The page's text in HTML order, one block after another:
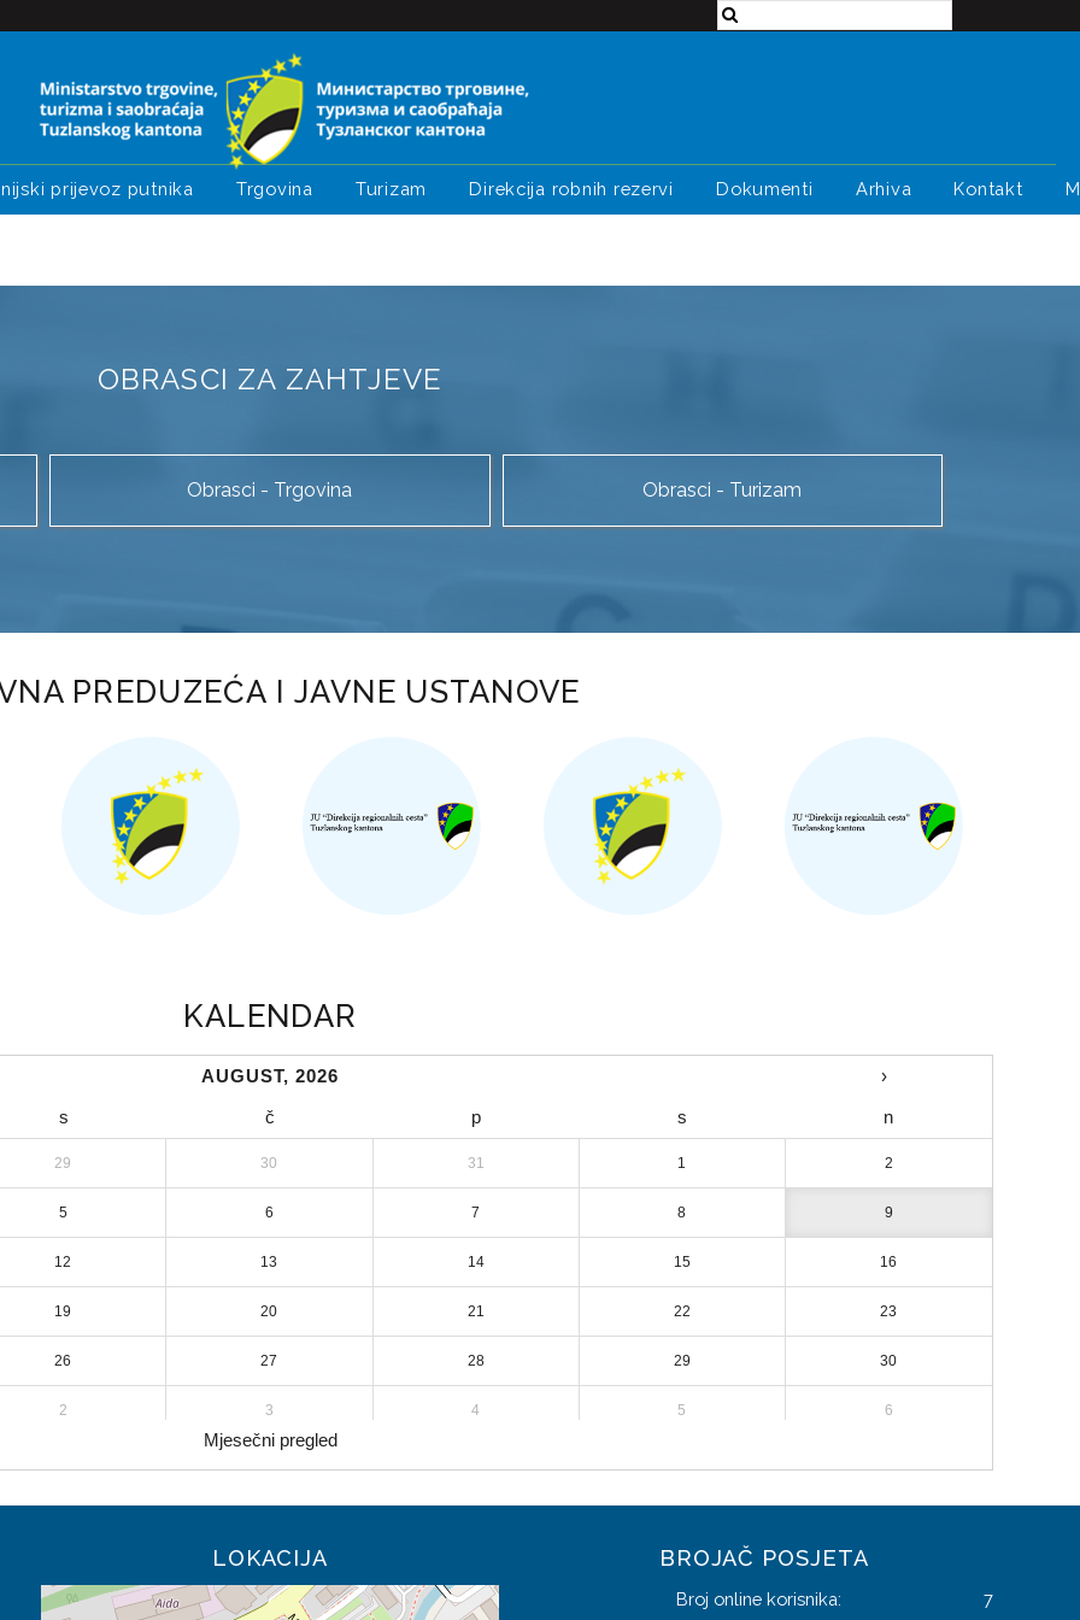
prijevoz putnika Trgovina Turizam Direkcija robnih rezervi Dokumenti Arhiva Kontakt
OBRASCI ZA ZAHTJEVE
Obrasci - Trgovina Obrasci - Turizam
PREDUZEĆA I JAVNE USTANOVE
KALENDAR
AUGUST, 2026 ›
s č p s n
29 30 31 1 2
5 6 7 8 9
12 13 14 15 16
19 20 21 22 23
26 27 28 29 30
2 3 4 5 6
Mjesečni pregled
LOKACIJA BROJAČ POSJETA
Broj online korisnika: 7